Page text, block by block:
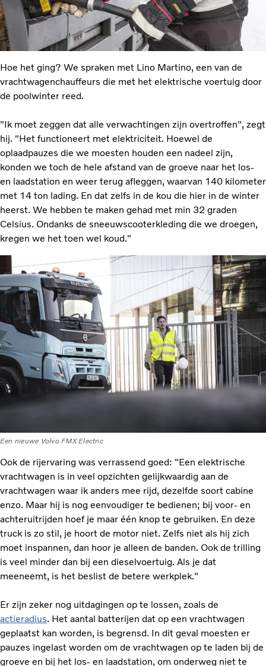
Hoe het ging? We spraken met Lino Martino, een van de
vrachtwagenchauffeurs die met het elektrische voertuig door
de poolwinter reed.
"Ik moet zeggen dat alle verwachtingen zijn overtroffen", zegt
hij. "Het functioneert met elektriciteit. Hoewel de
oplaadpauzes die we moesten houden een nadeel zijn,
konden we toch de hele afstand van de groeve naar het los-
en laadstation en weer terug afleggen, waarvan 140 kilometer
met 14 ton lading. En dat zelfs in de kou die hier in de winter
heerst. We hebben te maken gehad met min 32 graden
Celsius. Ondanks de sneeuwscooterkleding die we droegen,
kregen we het toen wel koud."
Een nieuwe Volvo FMX Electric
Ook de rijervaring was verrassend goed: "Een elektrische
vrachtwagen is in veel opzichten gelijkwaardig aan de
vrachtwagen waar ik anders mee rijd, dezelfde soort cabine
enzo. Maar hij is nog eenvoudiger te bedienen; bij voor- en
achteruitrijden hoef je maar één knop te gebruiken. En deze
truck is zo stil, je hoort de motor niet. Zelfs niet als hij zich
moet inspannen, dan hoor je alleen de banden. Ook de trilling
is veel minder dan bij een dieselvoertuig. Als je dat
meeneemt, is het beslist de betere werkplek."
Er zijn zeker nog uitdagingen op te lossen, zoals de
actieradius. Het aantal batterijen dat op een vrachtwagen
geplaatst kan worden, is begrensd. In dit geval moesten er
pauzes ingelast worden om de vrachtwagen op te laden bij de
groeve en bij het los- en laadstation, om onderweg niet te